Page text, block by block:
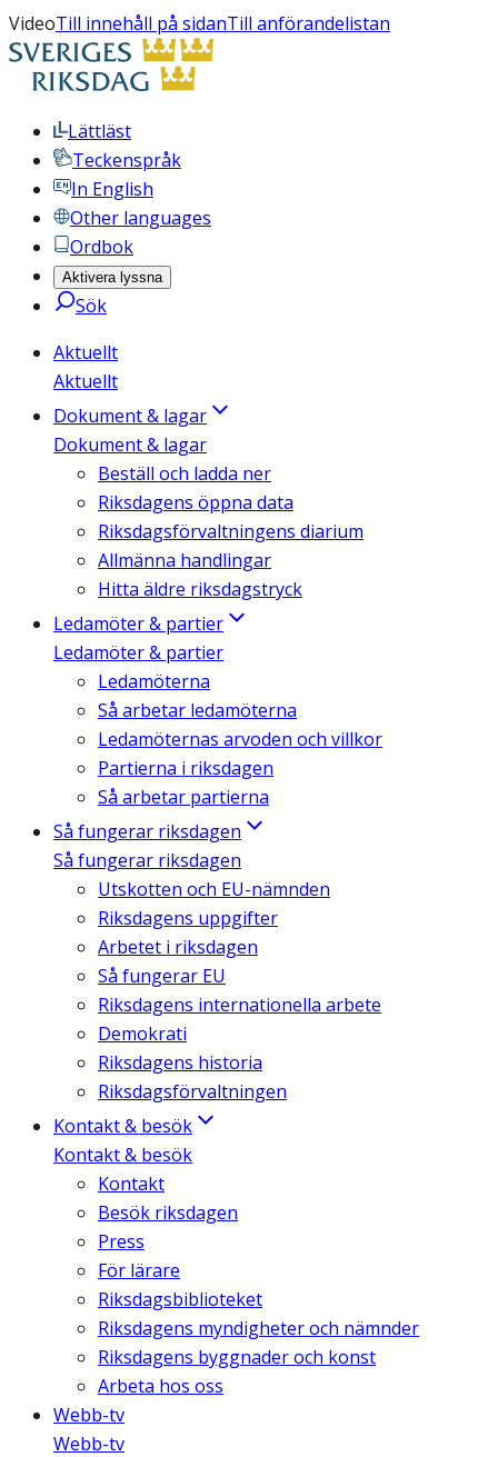
VideoTill innehåll på sidanTill anförandelistan
Lättläst
Teckenspråk
In English
Other languages
Ordbok
Aktivera lyssna
Sök
Aktuellt
Aktuellt
Dokument & lagar
Dokument & lagar
Beställ och ladda ner
Riksdagens öppna data
Riksdagsförvaltningens diarium
Allmänna handlingar
Hitta äldre riksdagstryck
Ledamöter & partier
Ledamöter & partier
Ledamöterna
Så arbetar ledamöterna
Ledamöternas arvoden och villkor
Partierna i riksdagen
Så arbetar partierna
Så fungerar riksdagen
Så fungerar riksdagen
Utskotten och EU-nämnden
Riksdagens uppgifter
Arbetet i riksdagen
Så fungerar EU
Riksdagens internationella arbete
Demokrati
Riksdagens historia
Riksdagsförvaltningen
Kontakt & besök
Kontakt & besök
Kontakt
Besök riksdagen
Press
För lärare
Riksdagsbiblioteket
Riksdagens myndigheter och nämnder
Riksdagens byggnader och konst
Arbeta hos oss
Webb-tv
Webb-tv